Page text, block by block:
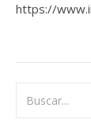
https://